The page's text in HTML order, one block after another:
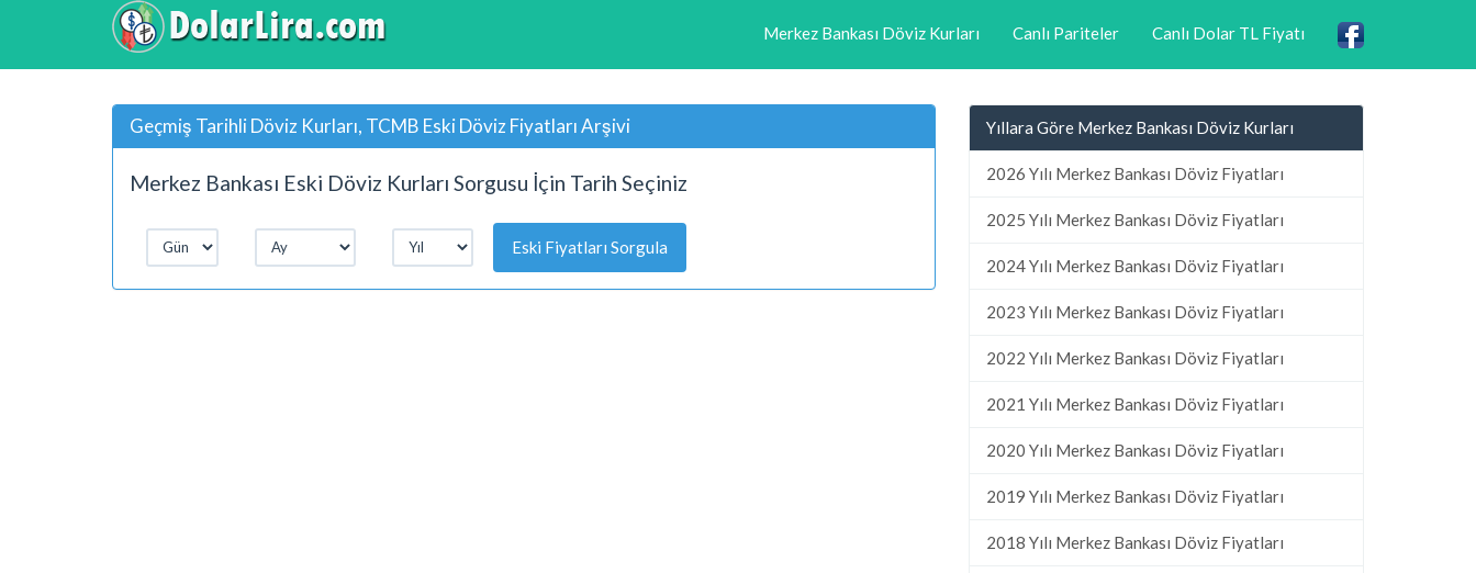
Merkez Bankası Döviz Kurları Canlı Pariteler Canlı Dolar TL Fiyatı
Geçmiş Tarihli Döviz Kurları, TCMB Eski Döviz Fiyatları Arşivi
Merkez Bankası Eski Döviz Kurları Sorgusu İçin Tarih Seçiniz
Eski Fiyatları Sorgula
Yıllara Göre Merkez Bankası Döviz Kurları
2026 Yılı Merkez Bankası Döviz Fiyatları
2025 Yılı Merkez Bankası Döviz Fiyatları
2024 Yılı Merkez Bankası Döviz Fiyatları
2023 Yılı Merkez Bankası Döviz Fiyatları
2022 Yılı Merkez Bankası Döviz Fiyatları
2021 Yılı Merkez Bankası Döviz Fiyatları
2020 Yılı Merkez Bankası Döviz Fiyatları
2019 Yılı Merkez Bankası Döviz Fiyatları
2018 Yılı Merkez Bankası Döviz Fiyatları